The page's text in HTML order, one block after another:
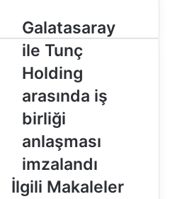
G
a
l
a
a
s
a
r
a
y
i
Galatasaray
ile Tunç
Holding
arasında iş
birliği
anlaşması
imzalandı
İlgili Makaleler